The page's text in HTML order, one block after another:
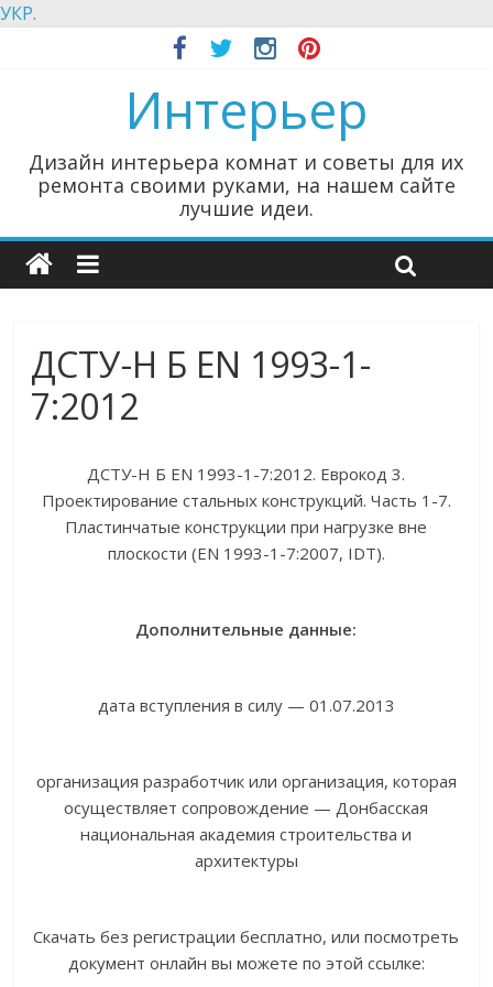
УКР.
Интерьер
Дизайн интерьера комнат и советы для их
ремонта своими руками, на нашем сайте
лучшие идеи.
ДСТУ-Н Б EN 1993-1-
7:2012
ДСТУ-Н Б EN 1993-1-7:2012. Еврокод 3.
Проектирование стальных конструкций. Часть 1-7.
Пластинчатые конструкции при нагрузке вне
плоскости (EN 1993-1-7:2007, IDT).
Дополнительные данные:
дата вступления в силу — 01.07.2013
организация разработчик или организация, которая
осуществляет сопровождение — Донбасская
национальная академия строительства и
архитектуры
Скачать без регистрации бесплатно, или посмотреть
документ онлайн вы можете по этой ссылке: